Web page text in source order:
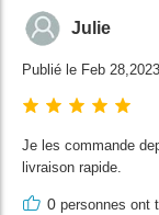
Julie
Publié le Feb 28,2023
Je les commande
livraison rapide.
0 personnes ont